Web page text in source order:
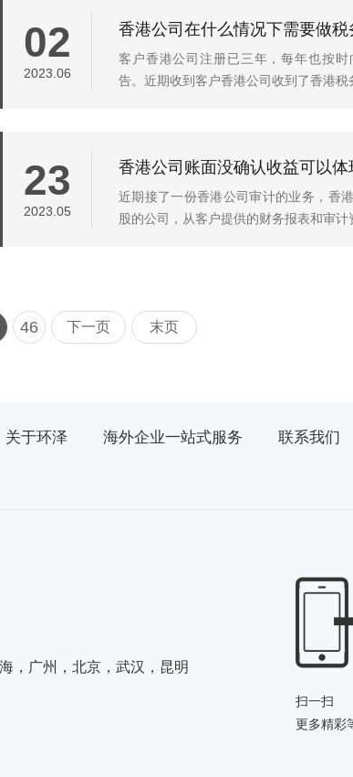
02
2023.06
香港公司在什么情况下需要做税
客户香港公司注册已三年，每年也按
告。近期收到客户香港公司收到了香港税
23
2023.05
香港公司账面没确认收益可以
近期接了一份香港公司审计的业务，香
股的公司，从客户提供的财务报表和审计
46 下一页 末页
关于环泽 海外企业一站式服务 联系我们
，广州，北京，武汉，昆明
扫一扫
更多精彩